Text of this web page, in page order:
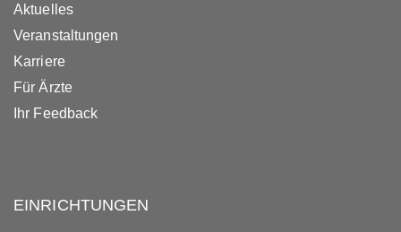
Aktuelles
Veranstaltungen
Karriere
Für Ärzte
Ihr Feedback
EINRICHTUNGEN